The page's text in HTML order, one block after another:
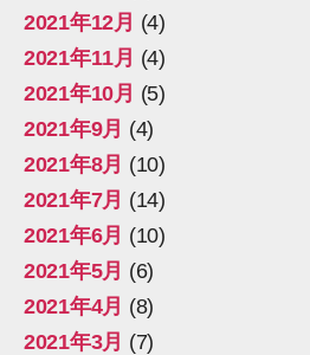
2021年12月 (4)
2021年11月 (4)
2021年10月 (5)
2021年9月 (4)
2021年8月 (10)
2021年7月 (14)
2021年6月 (10)
2021年5月 (6)
2021年4月 (8)
2021年3月 (7)